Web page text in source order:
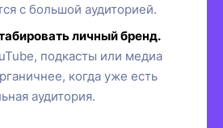
с большой аудиторией.
личный бренд.
подкасты или медиа
когда уже есть
аудитория.